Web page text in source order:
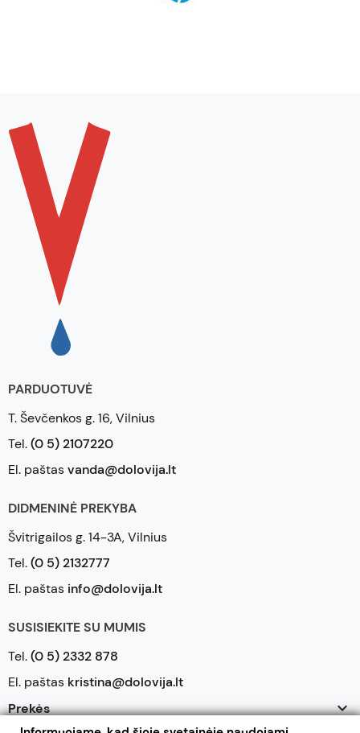
PARDUOTUVĖ
T. Ševčenkos g. 16, Vilnius
Tel.(0 5) 2107220
El. paštasvanda@dolovija.lt
DIDMENINĖ PREKYBA
Švitrigailos g. 14-3A, Vilnius
Tel.(0 5) 2132777
El. paštas info@dolovija.lt
SUSISIEKITE SU MUMIS
Tel.(0 5) 2332 878
El. paštas kristina@dolovija.lt
Prekės
